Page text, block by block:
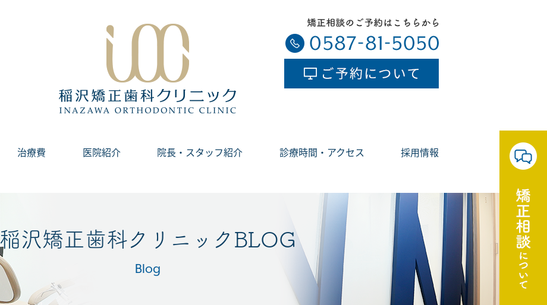
治療費 医院紹介 院長・スタッフ紹介 診療時間・アクセス 採用情報
稲沢矯正歯科クリニックBLOG
Blog